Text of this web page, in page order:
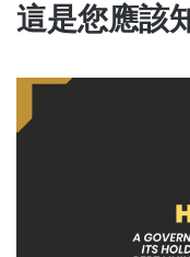
這是您應該